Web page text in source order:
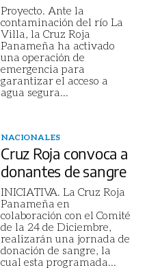
Proyecto. Ante la
contaminación del río La
Villa, la Cruz Roja
Panameña ha activado
una operación de
emergencia para
garantizar el acceso a
agua segura...
NACIONALES
Cruz Roja convoca a
donantes de sangre
INICIATIVA. La Cruz Roja
Panameña en
colaboración con el Comité
de la 24 de Diciembre,
realizarán una jornada de
donación de sangre, la
cual esta programada...